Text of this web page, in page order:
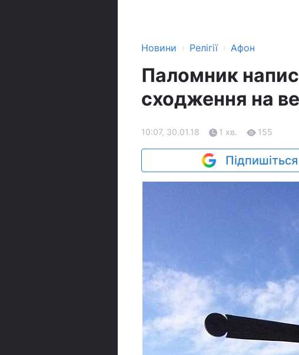
Новини › Релігії › Афон
Паломник
сходження на
10:07, 30.01.18 1 хв. 155